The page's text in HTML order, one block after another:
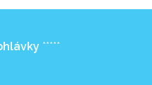
*****